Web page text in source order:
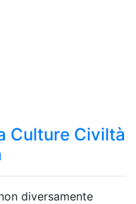
Culture Civiltà
diversamente